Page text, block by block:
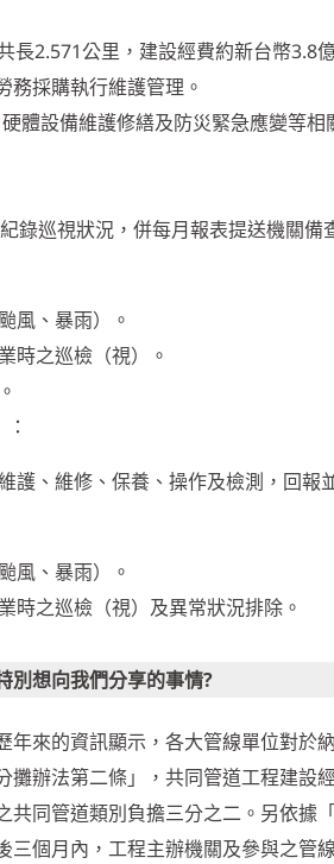
長2.571公里，建設經費約新台幣3.8
務採購執行維護管理。
體設備維護修繕及防災緊急應變等相
錄巡視狀況，併每月報表提送機關備
風、暴雨）。
時之巡檢（視）。
護、維修、保養、操作及檢測，回報
風、暴雨）。
時之巡檢（視）及異常狀況排除。
別想向我們分享的事情?
年來的資訊顯示，各大管線單位對於
攤辦法第二條」，共同管道工程建設
共同管道類別負擔三分之二。另依據
三個月內，工程主辦機關及參與之管